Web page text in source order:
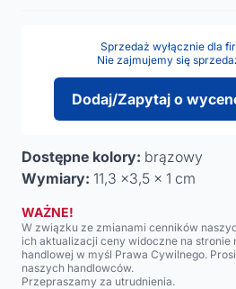
Sprzedaż wyłącznie dla
Nie zajmujemy się
Dodaj/Zapytaj o
Dostępne kolory: brązowy
Wymiary: 11,3 x3,5 x 1 cm
WAŻNE!
W związku ze zmianami cenników
ich aktualizacji ceny widoczne na stronie
handlowej w myśl Prawa Cywilnego.
naszych handlowców.
Przepraszamy za utrudnienia.